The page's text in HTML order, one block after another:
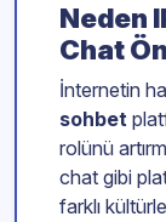
Neden
Chat
İnternetin
sohbet
rolünü
chat gibi
farklı